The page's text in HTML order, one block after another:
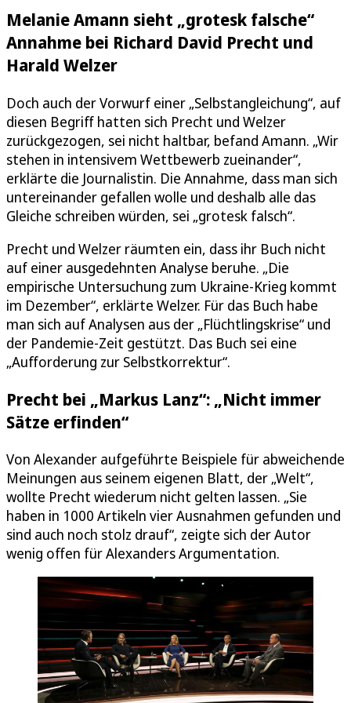
Melanie Amann sieht „grotesk falsche“
Annahme bei Richard David Precht und
Harald Welzer
Doch auch der Vorwurf einer „Selbstangleichung“, auf
diesen Begriff hatten sich Precht und Welzer
zurückgezogen, sei nicht haltbar, befand Amann. „Wir
stehen in intensivem Wettbewerb zueinander“,
erklärte die Journalistin. Die Annahme, dass man sich
untereinander gefallen wolle und deshalb alle das
Gleiche schreiben würden, sei „grotesk falsch“.
Precht und Welzer räumten ein, dass ihr Buch nicht
auf einer ausgedehnten Analyse beruhe. „Die
empirische Untersuchung zum Ukraine-Krieg kommt
im Dezember“, erklärte Welzer. Für das Buch habe
man sich auf Analysen aus der „Flüchtlingskrise“ und
der Pandemie-Zeit gestützt. Das Buch sei eine
„Aufforderung zur Selbstkorrektur“.
Precht bei „Markus Lanz“: „Nicht immer
Sätze erfinden“
Von Alexander aufgeführte Beispiele für abweichende
Meinungen aus seinem eigenen Blatt, der „Welt“,
wollte Precht wiederum nicht gelten lassen. „Sie
haben in 1000 Artikeln vier Ausnahmen gefunden und
sind auch noch stolz drauf“, zeigte sich der Autor
wenig offen für Alexanders Argumentation.